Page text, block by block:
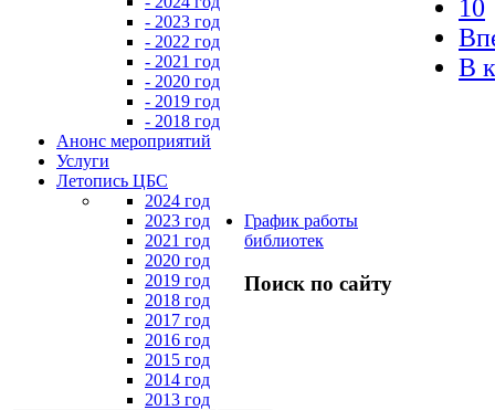
- 2023 год
- 2022 год
- 2021 год
- 2020 год
- 2019 год
- 2018 год
Анонс мероприятий
Услуги
Летопись ЦБС
2024 год
2023 год
2021 год
2020 год
2019 год
2018 год
2017 год
2016 год
2015 год
2014 год
2013 год
График работы
библиотек
Поиск по сайту
10
В